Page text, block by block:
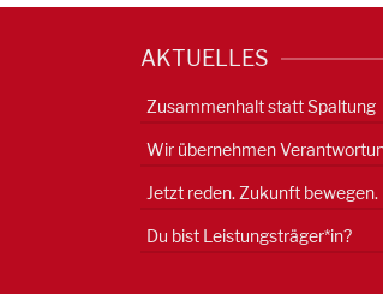
AKTUELLES
Zusammenhalt statt Spaltung
Wir übernehmen
Jetzt reden. Zukunft bewegen.
Du bist Leistungsträger*in?